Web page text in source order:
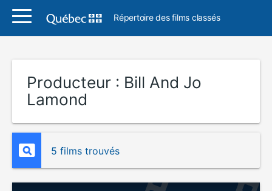
Répertoire des films classés
Producteur : Bill And Jo
Lamond
5 films trouvés